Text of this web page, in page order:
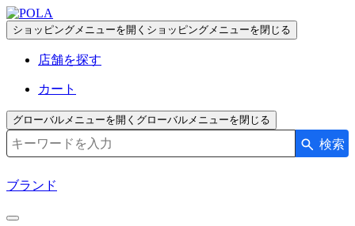
ペ
ー
で
す
コ
テ
ショッピングメニューを開く ショッピングメニューを閉じる
店舗を探す
カート
グローバルメニューを開く グローバルメニューを閉じる
検索キーワード入力 検索
ブランド